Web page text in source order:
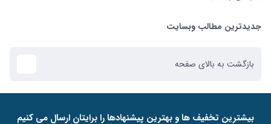
تورهای راهیتو
راهنمای استرداد بلیط
تور استانبول
تور کیش
تور ازمیر
جدیدترین مطالب وبسایت
بازگشت به بالای صفحه
ﺑﯿﺸﺘﺮﯾﻦ ﺗﺨﻔﯿﻒ ﻫﺎ و ﺑﻬﺘﺮﯾﻦ ﭘﯿﺸﻨﻬﺎدﻫﺎ را ﺑﺮاﯾﺘﺎن ارﺳﺎل ﻣﯽ ﮐﻨﯿﻢ